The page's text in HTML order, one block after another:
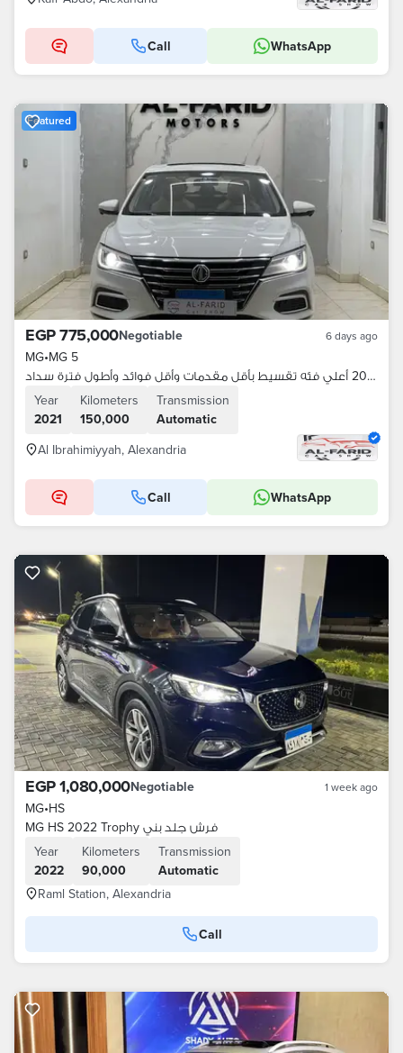
Call WhatsApp
Featured
EGP 775,000Negotiable 6 days ago
MG•MG 5
ام جي 5 2021 أعلي فئه تقسيط بأقل مقدمات وأقل فوائد وأطول فترة سداد
Year
2021
Kilometers
150,000
Transmission
Automatic
Al Ibrahimiyyah, Alexandria
Call WhatsApp
EGP 1,080,000Negotiable 1 week ago
MG•HS
MG HS 2022 Trophy فرش جلد بني
Year
2022
Kilometers
90,000
Transmission
Automatic
Raml Station, Alexandria
Call